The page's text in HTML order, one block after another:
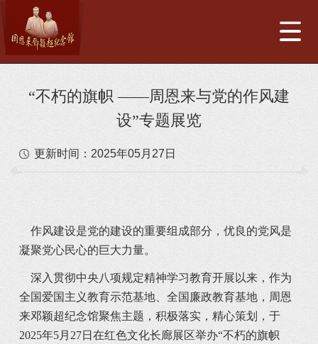
“不朽的旗帜 ——周恩来与党的作风建
设”专题展览
更新时间： 2025年05月27日
凝聚党心民心的巨大力量。
全国爱国主义教育示范基地、全国廉政教育基地，周恩
来邓颖超纪念馆聚焦主题，积极落实，精心策划，于
2025年5月27日在红色文化长廊展区举办“不朽的旗帜